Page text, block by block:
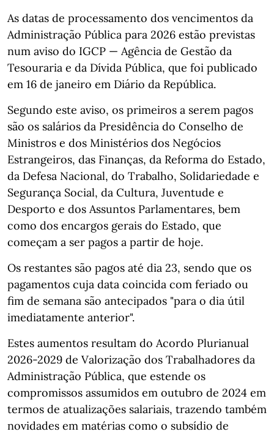
As datas de processamento dos vencimentos da
Administração Pública para 2026 estão previstas
num aviso do IGCP — Agência de Gestão da
Tesouraria e da Dívida Pública, que foi publicado
em 16 de janeiro em Diário da República.
Segundo este aviso, os primeiros a serem pagos
são os salários da Presidência do Conselho de
Ministros e dos Ministérios dos Negócios
Estrangeiros, das Finanças, da Reforma do Estado,
da Defesa Nacional, do Trabalho, Solidariedade e
Segurança Social, da Cultura, Juventude e
Desporto e dos Assuntos Parlamentares, bem
como dos encargos gerais do Estado, que
começam a ser pagos a partir de hoje.
Os restantes são pagos até dia 23, sendo que os
pagamentos cuja data coincida com feriado ou
fim de semana são antecipados "para o dia útil
imediatamente anterior".
Estes aumentos resultam do Acordo Plurianual
2026-2029 de Valorização dos Trabalhadores da
Administração Pública, que estende os
compromissos assumidos em outubro de 2024 em
termos de atualizações salariais, trazendo também
novidades em matérias como o subsídio de